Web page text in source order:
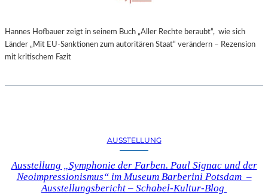
Hannes Hofbauer zeigt in seinem Buch „Aller Rechte beraubt“, wie sich
Länder „Mit EU-Sanktionen zum autoritären Staat“ verändern – Rezension
mit kritischem Fazit
AUSSTELLUNG
Ausstellung „Symphonie der Farben. Paul Signac und der
Neoimpressionismus“ im Museum Barberini Potsdam –
Ausstellungsbericht – Schabel-Kultur-Blog